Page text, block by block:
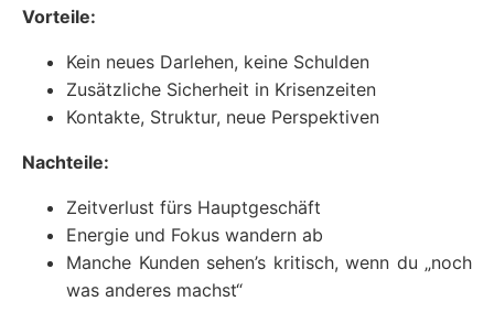
Vorteile:
Kein neues Darlehen, keine Schulden
Zusätzliche Sicherheit in Krisenzeiten
Kontakte, Struktur, neue Perspektiven
Nachteile:
Zeitverlust fürs Hauptgeschäft
Energie und Fokus wandern ab
Manche Kunden sehen’s kritisch, wenn du „noch
was anderes machst“